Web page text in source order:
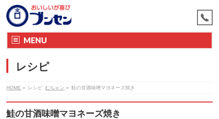
MENU
レシピ
HOME » レシピ むちゃン » 鮭の甘酒味噌マヨネーズ焼き
鮭の甘酒味噌マヨネーズ焼き